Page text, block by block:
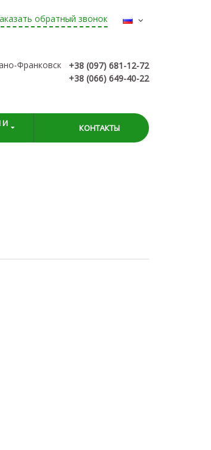
обратный звонок
Франковск
+38 (097) 681-12-72
+38 (066) 649-40-22
И
КОНТАКТЫ